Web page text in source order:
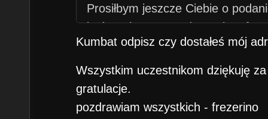
Prosiłbym jeszcze Ciebie o
być wysłana nagroda tutaj na
(ciężko mi było znaleźć Twoje gg
jednak podałeś).
Kumbat odpisz czy dostałeś mój
Wszystkim uczestnikom dziękuję
gratulacje.
pozdrawiam wszystkich - frezerino